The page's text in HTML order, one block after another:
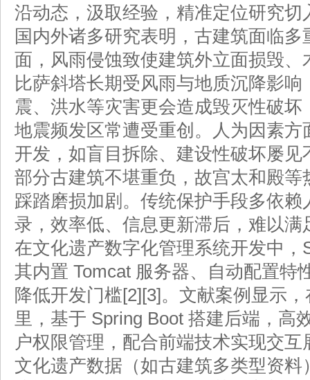
沿动态，汲取经验，精准定位研究切
国内外诸多研究表明，古建筑面临
面，风雨侵蚀致使建筑外立面损毁
比萨斜塔长期受风雨与地质沉降影
震、洪水等灾害更会造成毁灭性破
地震频发区常遭受重创。人为因素
开发，如盲目拆除、建设性破坏屡
部分古建筑不堪重负，故宫太和殿
踩踏磨损加剧。传统保护手段多依
录，效率低、信息更新滞后，难以
在文化遗产数字化管理系统开发中，
其内置 Tomcat 服务器、自动配置特
降低开发门槛[2][3]。文献案例显示
里，基于 Spring Boot 搭建后端，高
户权限管理，配合前端技术实现交
文化遗产数据（如古建筑多类型资